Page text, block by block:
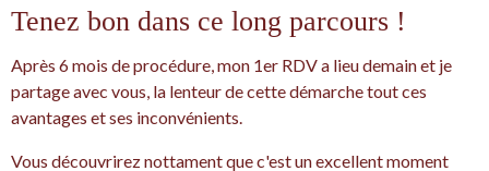
Tenez bon dans ce long parcours !
Après 6 mois de procédure, mon 1er RDV a lieu demain et je
partage avec vous, la lenteur de cette démarche tout ces
avantages et ses inconvénients.
Vous découvrirez nottament que c'est un excellent moment